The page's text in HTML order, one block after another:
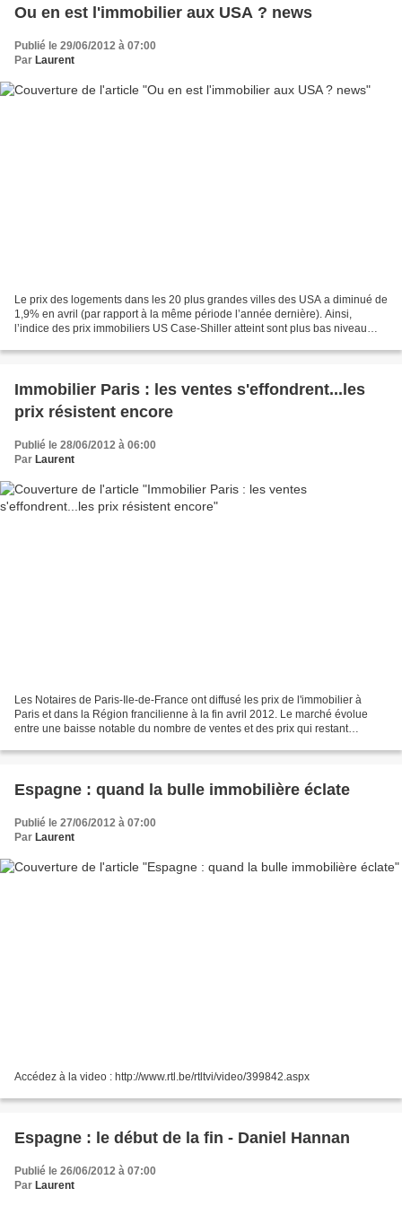
Ou en est l'immobilier aux USA ? news
Publié le 29/06/2012 à 07:00
Par Laurent
Le prix des logements dans les 20 plus grandes villes des USA a diminué de
1,9% en avril (par rapport à la même période l’année dernière). Ainsi,
l’indice des prix immobiliers US Case-Shiller atteint sont plus bas niveau
Immobilier Paris : les ventes s'effondrent...les
prix résistent encore
Publié le 28/06/2012 à 06:00
Par Laurent
Les Notaires de Paris-Ile-de-France ont diffusé les prix de l'immobilier à
Paris et dans la Région francilienne à la fin avril 2012. Le marché évolue
entre une baisse notable du nombre de ventes et des prix qui restant
Espagne : quand la bulle immobilière éclate
Publié le 27/06/2012 à 07:00
Par Laurent
Accédez à la video : http://www.rtl.be/rtltvi/video/399842.aspx
Espagne : le début de la fin - Daniel Hannan
Publié le 26/06/2012 à 07:00
Par Laurent